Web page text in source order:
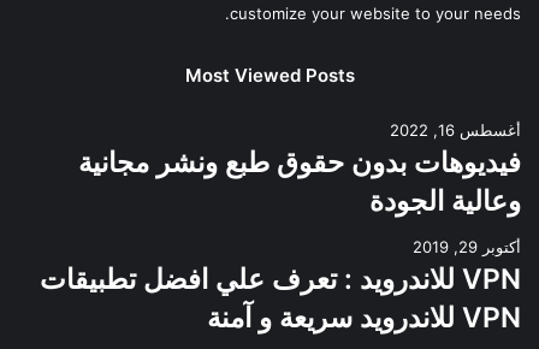
customize your website to your needs.
Most Viewed Posts
أغسطس 16, 2022
فيديوهات بدون حقوق طبع ونشر مجانية
وعالية الجودة
أكتوبر 29, 2019
VPN للاندرويد : تعرف علي افضل تطبيقات
VPN للاندرويد سريعة و آمنة